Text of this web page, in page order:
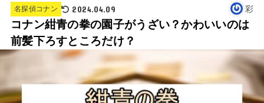
名探偵コナン 2024.04.09 彩
コナン紺青の拳の園子がうざい？かわいいのは
前髪下ろすところだけ？